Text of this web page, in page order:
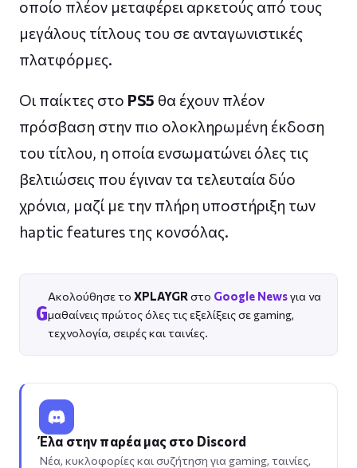
οποίο πλέον μεταφέρει αρκετούς από τους
μεγάλους τίτλους του σε ανταγωνιστικές
πλατφόρμες.
Οι παίκτες στο PS5 θα έχουν πλέον
πρόσβαση στην πιο ολοκληρωμένη έκδοση
του τίτλου, η οποία ενσωματώνει όλες τις
βελτιώσεις που έγιναν τα τελευταία δύο
χρόνια, μαζί με την πλήρη υποστήριξη των
haptic features της κονσόλας.
G
Ακολούθησε το XPLAYGR στο Google Newsγια να
μαθαίνεις πρώτος όλες τις εξελίξεις σε gaming,
τεχνολογία, σειρές και ταινίες.
Έλα στην παρέα μας στο Discord
Νέα, κυκλοφορίες και συζήτηση για gaming, ταινίες,